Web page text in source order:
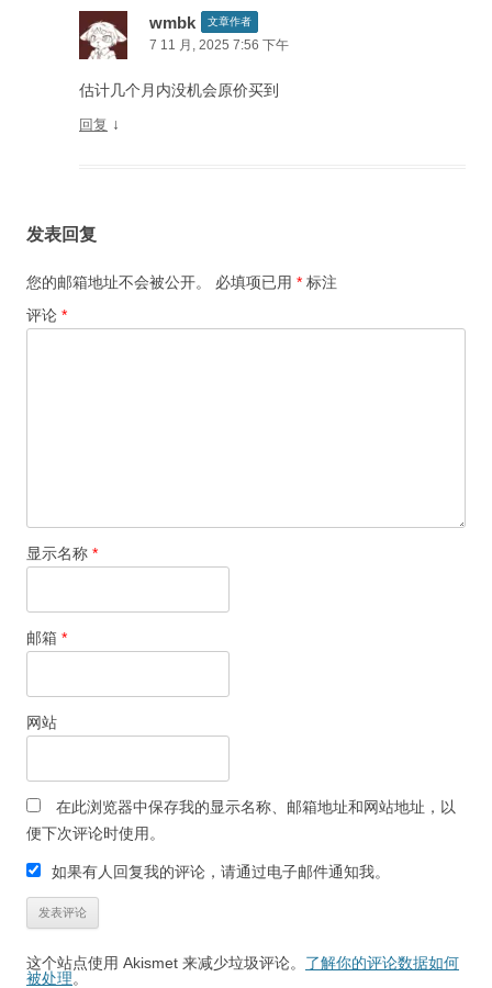
wmbk 文章作者
7 11 月, 2025 7:56 下午
估计几个月内没机会原价买到
回复 ↓
发表回复
您的邮箱地址不会被公开。 必填项已用 * 标注
评论 *
显示名称 *
邮箱 *
网站
在此浏览器中保存我的显示名称、邮箱地址和网站地址，以
便下次评论时使用。
如果有人回复我的评论，请通过电子邮件通知我。
这个站点使用 Akismet 来减少垃圾评论。 了解你的评论数据如何
被处理。